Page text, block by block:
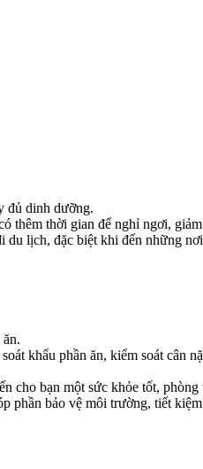
đủ dinh dưỡng.
thời gian để nghỉ ngơi,
lịch, đặc biệt khi đến những
khẩu phần ăn, kiểm soát cân
cho bạn một sức khỏe tốt,
phần bảo vệ môi trường, tiết